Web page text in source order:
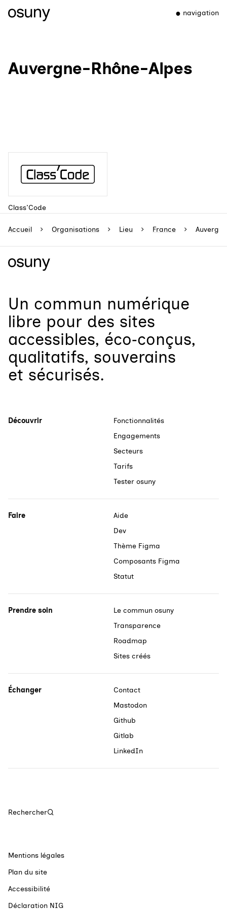
navigation
Auvergne-Rhône-Alpes
Class'Code
Accueil Organisations Lieu France
Un commun numérique
libre pour des sites
accessibles, éco‑conçus,
qualitatifs, souverains
et sécurisés.
Découvrir
Fonctionnalités
Engagements
Secteurs
Tarifs
Tester osuny
Faire
Aide
Dev
Thème Figma
Composants Figma
Statut
Prendre soin
Le commun osuny
Transparence
Roadmap
Sites créés
Échanger
Contact
Mastodon
Github
Gitlab
LinkedIn
Rechercher
Mentions légales
Plan du site
Accessibilité
Déclaration NIG